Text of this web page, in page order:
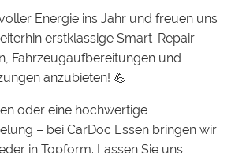
Energie ins Jahr und freuen uns
erstklassige Smart-Repair-
Fahrzeugaufbereitungen und
anzubieten! 💪
oder eine hochwertige
– bei CarDoc Essen bringen wir
in Topform. Lassen Sie uns